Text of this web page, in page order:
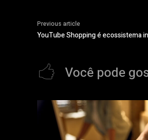
Previous article
YouTube Shopping é ecossistema
Você pode